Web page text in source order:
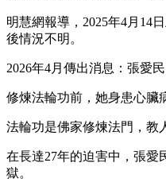
明慧網報導，2025年4月14
後情況不明。
2026年4月傳出消息：張愛
修煉法輪功前，她身患心臟
法輪功是佛家修煉法門，教
在長達27年的迫害中，張愛
獄。